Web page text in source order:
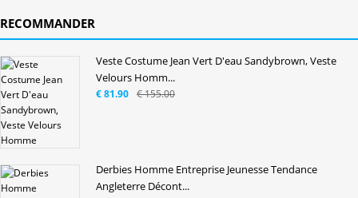
RECOMMANDER
Veste Costume Jean Vert D'eau Sandybrown, Veste
Velours Homm...
€ 155.00
€ 81.90
Derbies Homme Entreprise Jeunesse Tendance
Angleterre Décont...